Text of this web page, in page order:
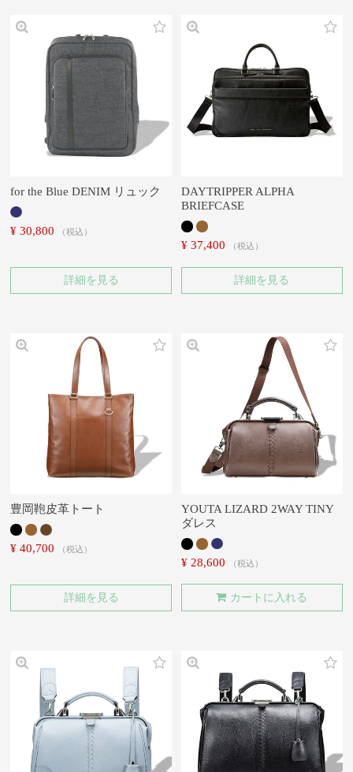
for the Blue DENIM リュック
¥ 30,800 税込
詳細を見る
DAYTRIPPER ALPHA
BRIEFCASE
¥ 37,400 税込
詳細を見る
豊岡鞄皮革トート
¥ 40,700 税込
詳細を見る
YOUTA LIZARD 2WAY TINY
ダレス
¥ 28,600 税込
カートに入れる